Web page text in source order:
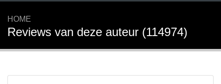
HOME
Reviews van deze auteur (114974)